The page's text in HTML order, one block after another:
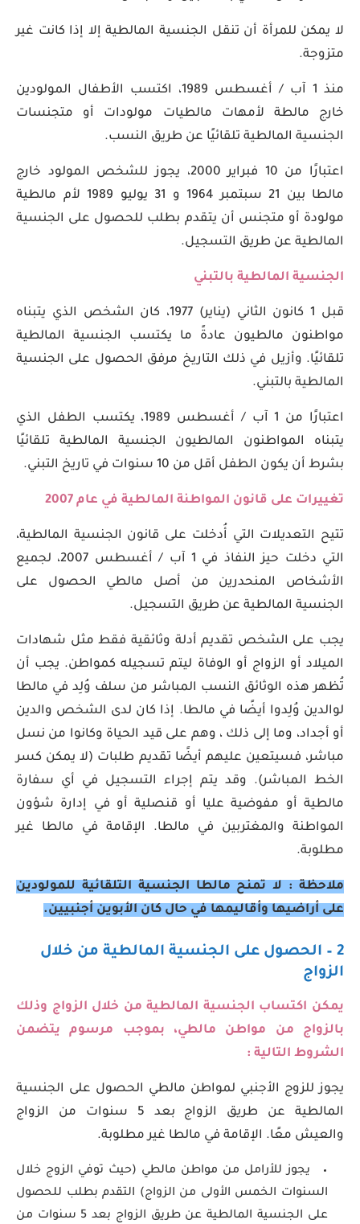
لا يمكن للمرأة أن تنقل الجنسية المالطية إلا إذا كانت غير
متزوجة.
منذ 1 آب / أغسطس 1989، اكتسب الأطفال المولودين
خارج مالطة لأمهات مالطيات مولودات أو متجنسات
الجنسية المالطية تلقائيًا عن طريق النسب.
اعتبارًا من 10 فبراير 2000، يجوز للشخص المولود خارج
مالطا بين 21 سبتمبر 1964 و 31 يوليو 1989 لأم مالطية
مولودة أو متجنس أن يتقدم بطلب للحصول على الجنسية
المالطية عن طريق التسجيل.
الجنسية المالطية بالتبني
قبل 1 كانون الثاني (يناير) 1977، كان الشخص الذي يتبناه
مواطنون مالطيون عادةً ما يكتسب الجنسية المالطية
تلقائيًا. وأزيل في ذلك التاريخ مرفق الحصول على الجنسية
المالطية بالتبني.
اعتبارًا من 1 آب / أغسطس 1989، يكتسب الطفل الذي
يتبناه المواطنون المالطيون الجنسية المالطية تلقائيًا
بشرط أن يكون الطفل أقل من 10 سنوات في تاريخ التبني.
تغييرات على قانون المواطنة المالطية في عام 2007
تتيح التعديلات التي أُدخلت على قانون الجنسية المالطية،
التي دخلت حيز النفاذ في 1 آب / أغسطس 2007، لجميع
الأشخاص المنحدرين من أصل مالطي الحصول على
الجنسية المالطية عن طريق التسجيل.
يجب على الشخص تقديم أدلة وثائقية فقط مثل شهادات
الميلاد أو الزواج أو الوفاة ليتم تسجيله كمواطن. يجب أن
تُظهر هذه الوثائق النسب المباشر من سلف وُلِد في مالطا
لوالدين وُلِدوا أيضًا في مالطا. إذا كان لدى الشخص والدين
أو أجداد، وما إلى ذلك ، وهم على قيد الحياة وكانوا من نسل
مباشر، فسيتعين عليهم أيضًا تقديم طلبات (لا يمكن كسر
الخط المباشر). وقد يتم إجراء التسجيل في أي سفارة
مالطية أو مفوضية عليا أو قنصلية أو في إدارة شؤون
المواطنة والمغتربين في مالطا. الإقامة في مالطا غير
مطلوبة.
ملاحظة : لا تمنح مالطا الجنسية التلقائية للمولودين
على أراضيها وأقاليمها في حال كان الأبوين أجنبيين.
2 – الحصول على الجنسية المالطية من خلال
الزواج
يمكن اكتساب الجنسية المالطية من خلال الزواج وذلك
بالزواج من مواطن مالطي، بموجب مرسوم يتضمن
الشروط التالية :
يجوز للزوج الأجنبي لمواطن مالطي الحصول على الجنسية
المالطية عن طريق الزواج بعد 5 سنوات من الزواج
والعيش معًا. الإقامة في مالطا غير مطلوبة.
يجوز للأرامل من مواطن مالطي (حيث توفي الزوج خلال
السنوات الخمس الأولى من الزواج) التقدم بطلب للحصول
على الجنسية المالطية عن طريق الزواج بعد 5 سنوات من